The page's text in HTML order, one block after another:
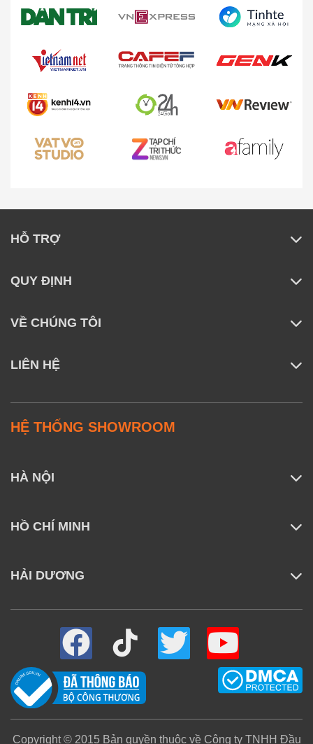
HỖ TRỢ
QUY ĐỊNH
VỀ CHÚNG TÔI
LIÊN HỆ
HỆ THỐNG SHOWROOM
HÀ NỘI
HỒ CHÍ MINH
HẢI DƯƠNG
Copyright © 2015 Bản quyền thuộc về Công ty TNHH Đầu